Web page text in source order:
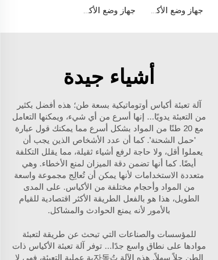
جهاز وضع الأكياس تلقائيًا ذو محطتين JCN-G2-2A-S جهاز وضع الأكياس تلقائيًا بسرعة عالية JCN-G1-2G-2
أشياء جيدة
آلة تعبئة أكياس أوتوماتيكية بسعة طن؛ هذه أفضل بكثير
من التعبئة يدويًا... إنها أسرع من أي شيء، ويمكنها التعامل
مع 20 طنًا من المواد بشكل أسرع مما يمكنك قول عبارة
'حمل الشحنة'. كما أن عدد الأشخاص الذين يجب أن
يعملوا أقل، ولا حاجة لرفع أشياء ثقيلة، مما يقلل التكلفة
أيضًا. كما أنها تضمن دقة الميزان لمنع الأخطاء. وهي
متعددة الاستخدامات لأنها يمكن أن تُعالِج مجموعة واسعة
من المواد وأحجام مختلفة من الأكياس. على المدى
الطويل، هذا هو بالفعل الطريقة الأكثر اقتصادية للقيام
بالأمور لأنه يمنع الحوادث والمشاكل.
للمؤسسات والصناعات التي تبحث عن طريقة لتعبئة
موادها على نطاق واسع جدًا... توفر آلة تعبئة الأكياس ذات
الطن حلاً سهلاً. هذه الآلة تُ자동ية عملية التعبئة، فهي لا